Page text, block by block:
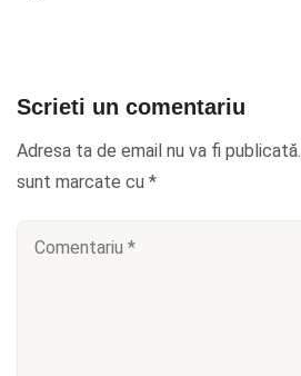
Scrieti un comentariu
Adresa ta de email nu va fi publicată.
sunt marcate cu *